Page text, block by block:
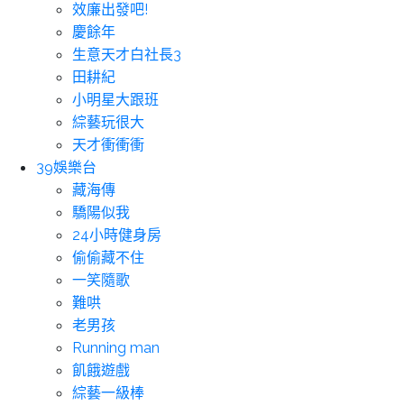
效廉出發吧!
慶餘年
生意天才白社長3
田耕紀
小明星大跟班
綜藝玩很大
天才衝衝衝
39娛樂台
藏海傳
驕陽似我
24小時健身房
偷偷藏不住
一笑隨歌
難哄
老男孩
Running man
飢餓遊戲
綜藝一級棒